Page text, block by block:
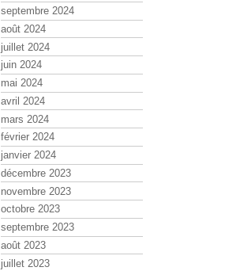
septembre 2024
août 2024
juillet 2024
juin 2024
mai 2024
avril 2024
mars 2024
février 2024
janvier 2024
décembre 2023
novembre 2023
octobre 2023
septembre 2023
août 2023
juillet 2023